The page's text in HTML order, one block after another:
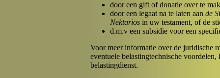
door een gift of donatie over te
door een legaat na te laten aan de
Nektarios in uw testament, of de
d.m.v een subsidie voor een
Voor meer informatie over de juridische
eventuele belastingtechnische
belastingdienst.